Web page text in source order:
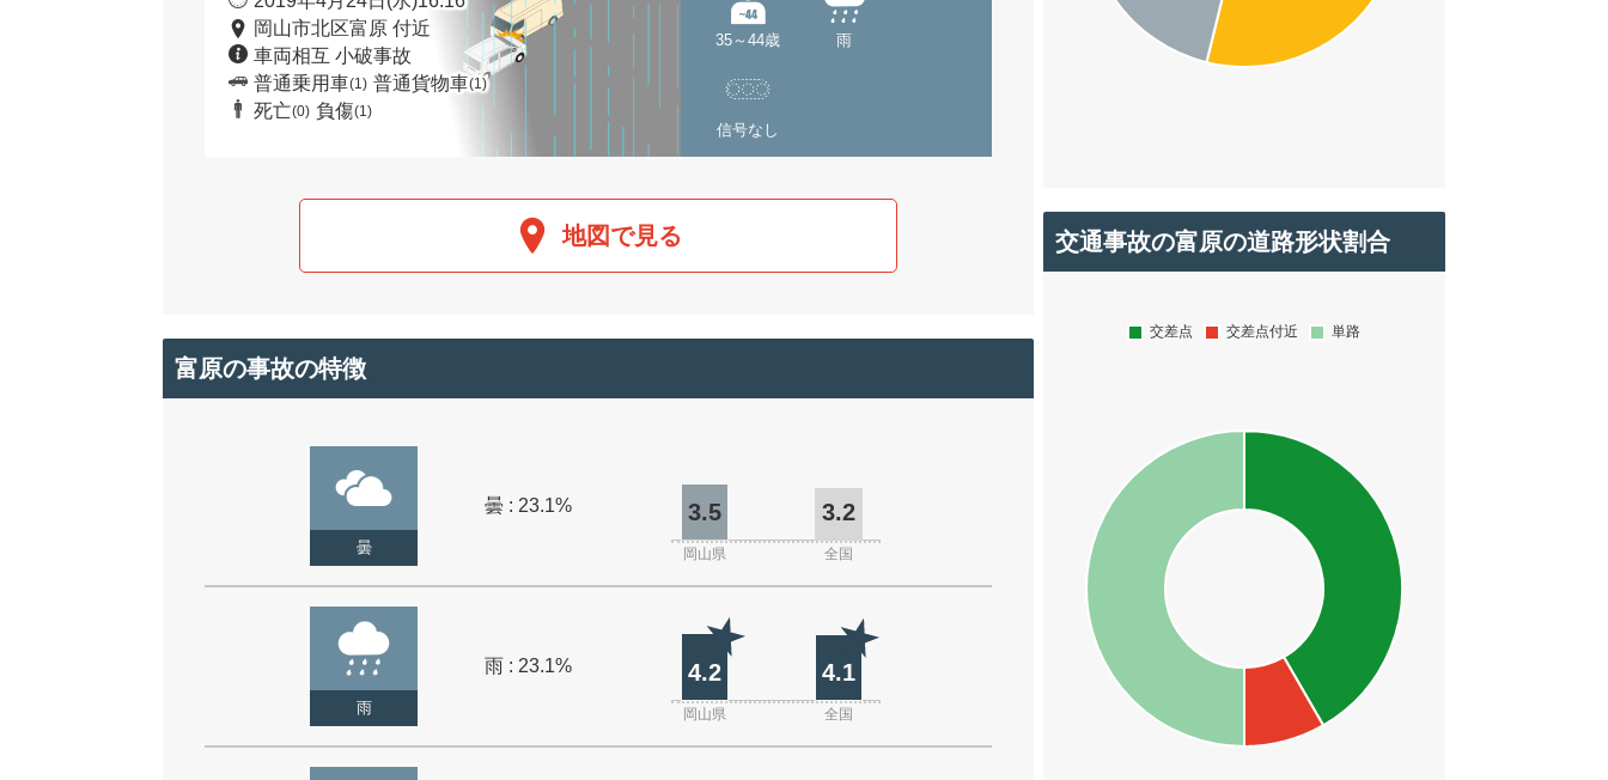
岡山市北区富原 付近
車両相互 小破事故
普通乗用車(1) 普通貨物車(1)
死亡(0) 負傷(1)
35～44歳 雨
信号なし
地図で見る
富原の事故の特徴
曇
曇 : 23.1% 3.5 3.2
岡山県 全国
雨
雨 : 23.1% 4.2 4.1
岡山県 全国
交通事故の富原の道路形状割合